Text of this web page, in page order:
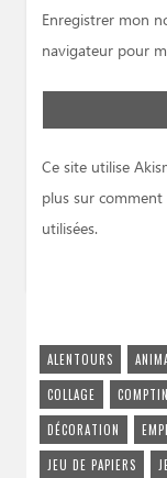
Enregistrer mon
navigateur pour
Ce site utilise
plus sur
utilisées.
ALENTOURS
COLLAGE
DÉCORATION
JEU DE PAPIERS